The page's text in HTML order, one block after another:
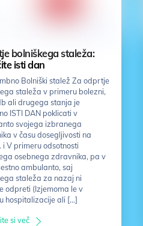
bolniškega staleža:
isti dan
Bolniški stalež Za odprtje
staleža v primeru bolezni,
ali drugega stanja je
ISTI DAN poklicati v
svojega izbranega
v času dosegljivosti na
i V primeru odsotnosti
osebnega zdravnika, pa v
ambulanto, saj
staleža za nazaj ni
odpreti (Izjemoma le v
hospitalizacije ali […]
si več